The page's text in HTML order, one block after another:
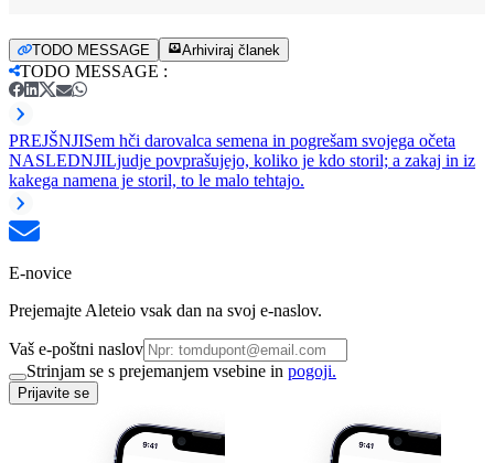
TODO MESSAGE Arhiviraj članek
TODO MESSAGE :
PREJŠNJISem hči darovalca semena in pogrešam svojega očeta
NASLEDNJILjudje povprašujejo, koliko je kdo storil; a zakaj in iz
kakega namena je storil, to le malo tehtajo.
E-novice
Prejemajte Aleteio vsak dan na svoj e-naslov.
Vaš e-poštni naslov
Strinjam se s prejemanjem vsebine in pogoji.
Prijavite se